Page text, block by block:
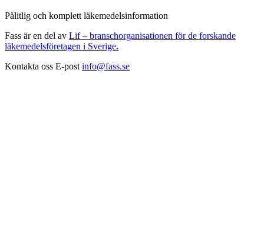
Pålitlig och komplett läkemedelsinformation
Fass är en del av Lif – branschorganisationen för de forskande
läkemedelsföretagen i Sverige.
Kontakta oss E-post info@fass.se